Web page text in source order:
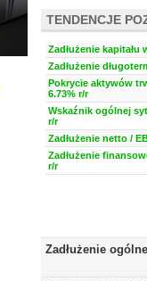
TENDENCJE
Zadłużenie kapitału
Zadłużenie
Pokrycie aktywów
6.73% r/r
Wskaźnik ogólnej
r/r
Zadłużenie netto /
Zadłużenie
r/r
Zadłużenie ogólne